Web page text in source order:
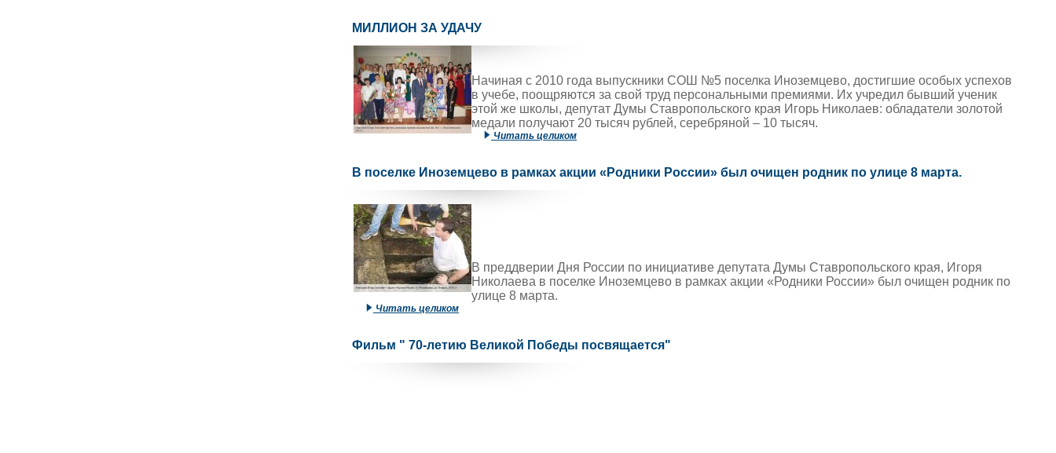
МИЛЛИОН ЗА УДАЧУ
Начиная с 2010 года выпускники СОШ №5 поселка Иноземцево, достигшие особых успехов
в учебе, поощряются за свой труд персональными премиями. Их учредил бывший ученик
этой же школы, депутат Думы Ставропольского края Игорь Николаев: обладатели золотой
медали получают 20 тысяч рублей, серебряной – 10 тысяч.
Читать целиком
В поселке Иноземцево в рамках акции «Родники России» был очищен родник по улице 8 марта.
В преддверии Дня России по инициативе депутата Думы Ставропольского края, Игоря
Николаева в поселке Иноземцево в рамках акции «Родники России» был очищен родник по
улице 8 марта.
Читать целиком
Фильм " 70-летию Великой Победы посвящается"